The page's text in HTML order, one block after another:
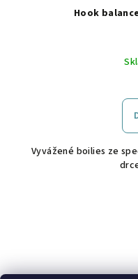
Hook
Vyvážené boilies ze